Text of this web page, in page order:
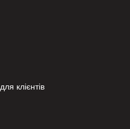
клієнтів